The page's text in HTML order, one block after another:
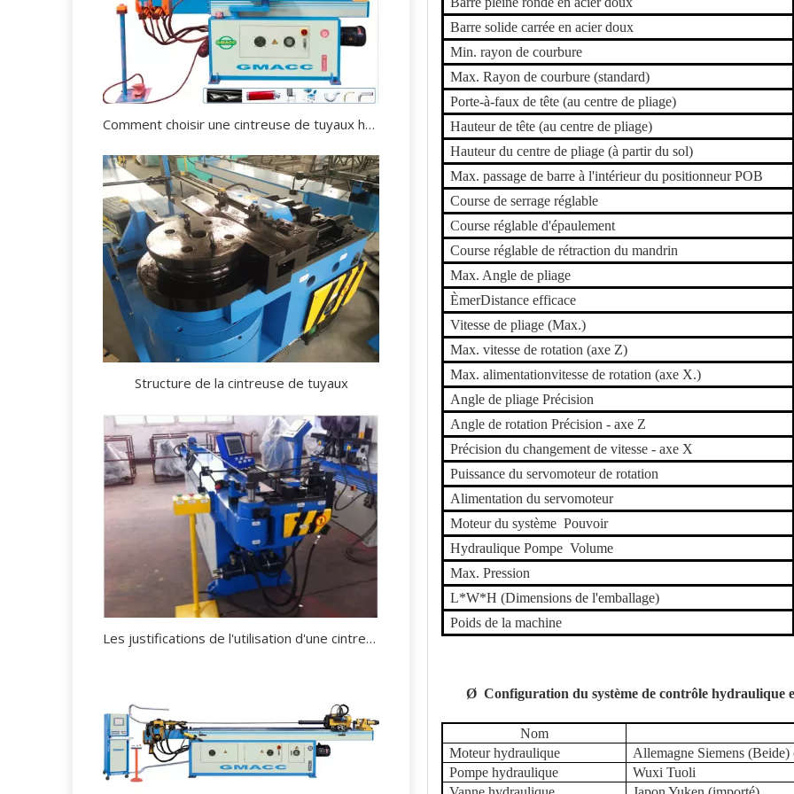
Comment choisir une cintreuse de tuyaux hydraulique ?
Structure de la cintreuse de tuyaux
Les justifications de l'utilisation d'une cintreuse de tubes.
Barre solide carrée en acier doux
Min. rayon de courbure
Max. Rayon de courbure (standard)
Porte-à-faux de tête (au centre de pliage)
Hauteur de tête (au centre de pliage)
Hauteur du centre de pliage (à partir du sol)
Max. passage de barre à l'intérieur du positionneur POB
Course de serrage réglable
Course réglable d'épaulement
Course réglable de rétraction du mandrin
Max. Angle de pliage
ÈmerDistance efficace
Vitesse de pliage (Max.)
Max. vitesse de rotation (axe Z)
Max. alimentationvitesse de rotation (axe X.)
Angle de pliage Précision
Angle de rotation Précision - axe Z
Précision du changement de vitesse - axe X
Puissance du servomoteur de rotation
Alimentation du servomoteur
Moteur du système Pouvoir
Hydraulique Pompe Volume
Max. Pression
L*W*H (Dimensions de l'emballage)
Poids de la machine
Ø Configuration du système de contrôle hydraulique
Nom
Moteur hydraulique
Allemagne Siemens
Pompe hydraulique
Wuxi Tuoli